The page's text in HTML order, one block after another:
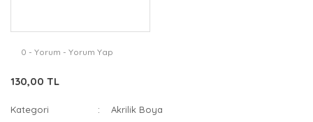
0 - Yorum - Yorum Yap
130,00 TL
Kategori
Akrilik Boya